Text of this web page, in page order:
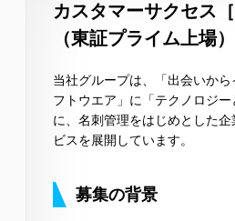
カスタマーサクセス
（東証プライム上場）
当社グループは、「出会いか
フトウエア」に「テクノロジ
に、名刺管理をはじめとした
ビスを展開しています。
募集の背景